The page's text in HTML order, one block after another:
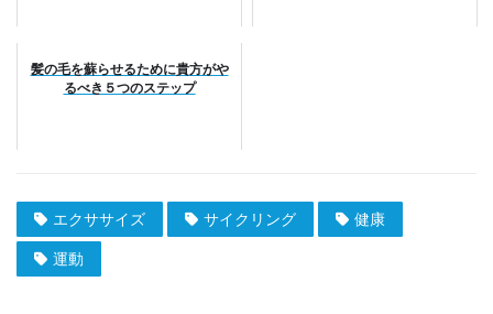
髪の毛を蘇らせるために貴方がや
るべき５つのステップ
エクササイズ サイクリング
健康
運動